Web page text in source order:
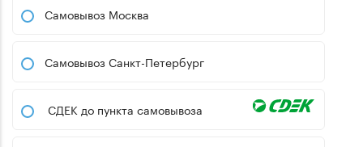
Самовывоз Москва
Самовывоз Санкт-Петербург
СДЕК до пункта самовывоза